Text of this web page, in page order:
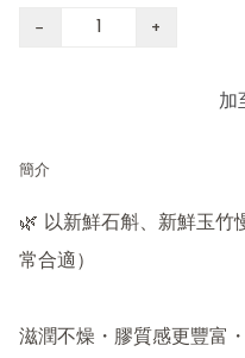
− +
加
簡介
🌿 以新鮮石斛、新鮮玉竹
常合適）
滋潤不燥・膠質感更豐富